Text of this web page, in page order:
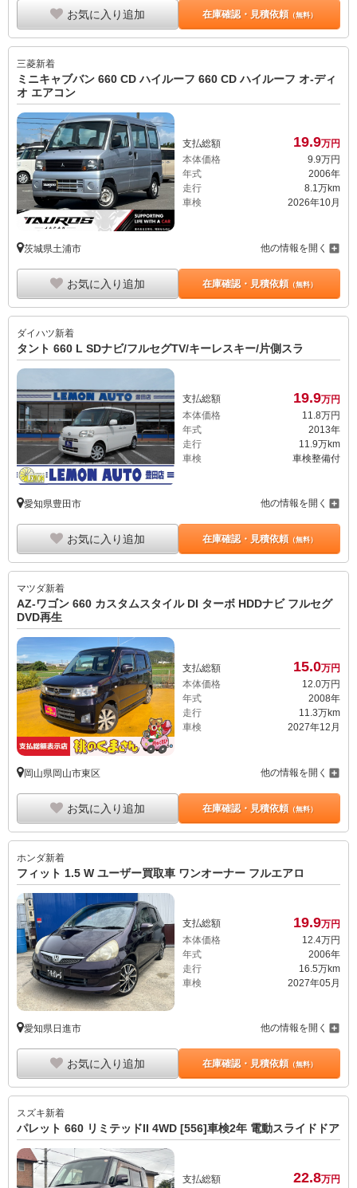
お気に入り追加 在庫確認・見積依頼（無料）
三菱新着
ミニキャブバン 660 CD ハイルーフ 660 CD ハイルーフ オ-ディ
オ エアコン
支払総額 19.9万円
本体価格
9.9万円
年式
2006年
走行
8.1万km
車検
2026年10月
茨城県土浦市 他の情報を開く
お気に入り追加 在庫確認・見積依頼（無料）
ダイハツ新着
タント 660 L SDナビ/フルセグTV/キーレスキー/片側スラ
支払総額 19.9万円
本体価格
11. 8万円
年式
2013年
走行
11.9万km
車検
車検整備付
愛知県豊田市 他の情報を開く
お気に入り追加 在庫確認・見積依頼（無料）
マツダ新着
AZ-ワゴン 660 カスタムスタイル DI ターボ HDDナビ フルセグ
DVD再生
支払総額 15.0万円
本体価格
12.0万円
年式
2008年
走行
11.3万km
車検
2027年12月
岡山県岡山市東区 他の情報を開く
お気に入り追加 在庫確認・見積依頼（無料）
ホンダ新着
フィット 1.5 W ユーザー買取車 ワンオーナー フルエアロ
支払総額 19.9万円
本体価格
12. 4万円
年式
2006年
走行
16.5万km
車検
2027年05月
愛知県日進市 他の情報を開く
お気に入り追加 在庫確認・見積依頼（無料）
スズキ新着
パレット 660 リミテッドII 4WD [556]車検2年 電動スライドドア
支払総額 22.8万円